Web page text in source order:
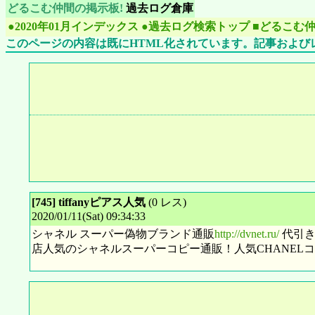
どるこむ仲間の掲示板! 過去ログ倉庫
●2020年01月インデックス ●過去ログ検索トップ ■どるこむ
このページの内容は既にHTML化されています。記事および
[745] tiffanyピアス人気 (0 レス)
2020/01/11(Sat) 09:34:33
シャネル スーパー偽物ブランド通販http://dvnet.ru/代引
店人気のシャネルスーパーコピー通販！人気CHANEL